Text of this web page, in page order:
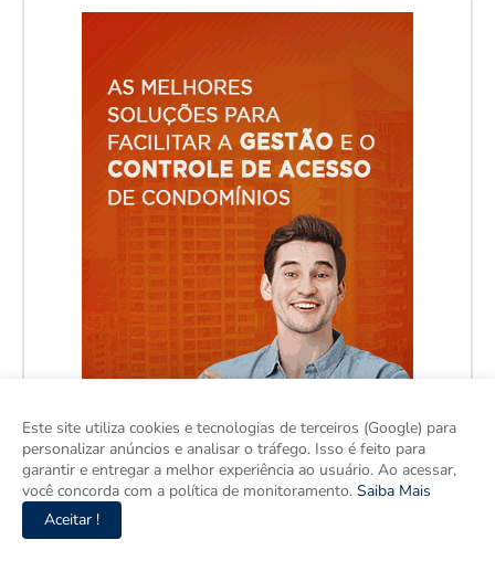
Este site utiliza cookies e tecnologias de terceiros (Google) para
personalizar anúncios e analisar o tráfego. Isso é feito para
garantir e entregar a melhor experiência ao usuário. Ao acessar,
você concorda com a política de monitoramento. Saiba Mais
Aceitar !